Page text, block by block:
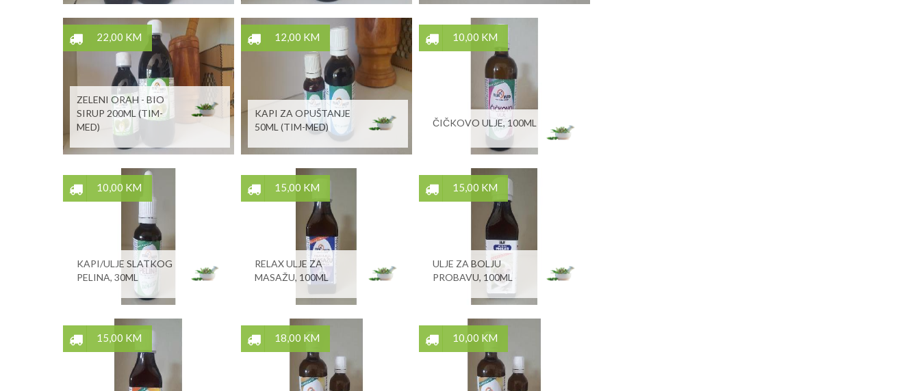
22,00 KM
ZELENI ORAH - BIO
SIRUP 200ML (TIM-
MED)
12,00 KM
KAPI ZA OPUŠTANJE
50ML (TIM-MED)
10,00 KM
ČIČKOVO ULJE, 100ML
10,00 KM
KAPI/ULJE SLATKOG
PELINA, 30ML
15,00 KM
RELAX ULJE ZA
MASAŽU, 100ML
15,00 KM
ULJE ZA BOLJU
PROBAVU, 100ML
15,00 KM 18,00 KM 10,00 KM